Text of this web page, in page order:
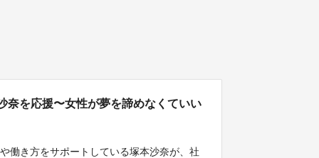
を応援〜女性が夢を諦めなくていい
働き方をサポートしている塚本沙奈が、社